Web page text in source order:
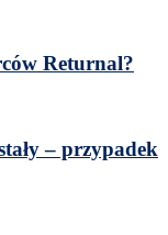
Returnal?
– przypadek